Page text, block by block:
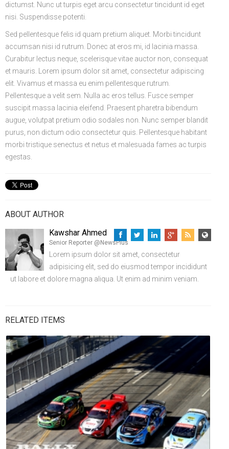
dictumst. Nunc ut turpis eget arcu consectetur tincidunt id eget
nisi. Suspendisse potenti.
Sed pellentesque felis id quam pretium aliquet. Morbi tincidunt
accumsan nisi id rutrum. Donec at eros mi, id lacinia massa.
Curabitur lectus neque, scelerisque vitae auctor non, consequat
et mauris. Lorem ipsum dolor sit amet, consectetur adipiscing
elit. Vivamus et massa eu enim pellentesque rutrum.
Pellentesque a velit sem. Nulla ac eros tellus. Fusce semper
suscipit massa lacinia eleifend. Praesent pharetra bibendum
augue, volutpat pretium odio sodales non. Nunc semper blandit
purus, non dictum odio consectetur quis. Pellentesque habitant
morbi tristique senectus et netus et malesuada fames ac turpis
egestas.
ABOUT AUTHOR
Kawshar Ahmed
Senior Reporter @NewsPlus
Lorem ipsum dolor sit amet, consectetur
adipisicing elit, sed do eiusmod tempor incididunt
ut labore et dolore magna aliqua. Ut enim ad minim veniam.
RELATED ITEMS